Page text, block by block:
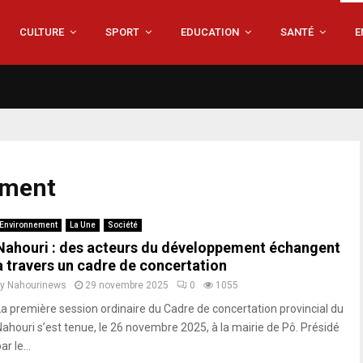
CULTURE SPORT EDUCATION SANTÉ
Environnement La Une Société
: des acteurs du développement échangent
travers un cadre de concertation
Nahourinews 29 novembre 2025 0 1055
première session ordinaire du Cadre de concertation provincial du
s’est tenue, le 26 novembre 2025, à la mairie de Pô. Présidé
le...